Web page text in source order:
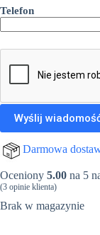
Telefon
Darmowa
Oceniony 5.00 na 5
(3 opinie klienta)
Brak w magazynie